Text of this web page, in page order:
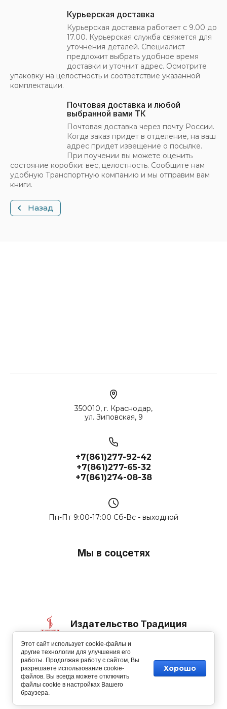
Курьерская доставка
Курьерская доставка работает с 9.00 до
17.00. Курьерская служба свяжется для
уточнения деталей. Специалист
предложит выбрать удобное время
доставки и уточнит адрес. Осмотрите
упаковку на целостность и соответствие указанной
комплектации.
Почтовая доставка и любой
выбранной вами ТК
Почтовая доставка через почту России.
Когда заказ придет в отделение, на ваш
адрес придет извещение о посылке.
При поучении вы можете оценить
состояние коробки: вес, целостность. Сообщите нам
удобную Транспортную компанию и мы отправим вам
книги.
Назад
Издательство Традиция
© 2006-2026
350010, г. Краснодар,
ул. Зиповская, 9
+7(861)277-92-42
+7(861)277-65-32
+7(861)274-08-38
Пн-Пт 9:00-17:00 Сб-Вс - выходной
Мы в соцсетях
Изготовление сайтов
Этот сайт использует cookie-файлы и
другие технологии для улучшения его
работы. Продолжая работу с сайтом, Вы
разрешаете использование cookie-
файлов. Вы всегда можете отключить
файлы cookie в настройках Вашего
браузера.
Хорошо